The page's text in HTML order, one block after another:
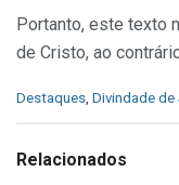
Portanto, este texto
de Cristo, ao
C
e
Destaques Divindade de
Relacionados